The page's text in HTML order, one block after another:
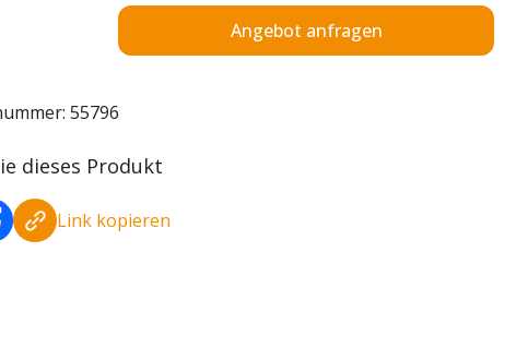
Angebot anfragen
55796
dieses Produkt
Link kopieren